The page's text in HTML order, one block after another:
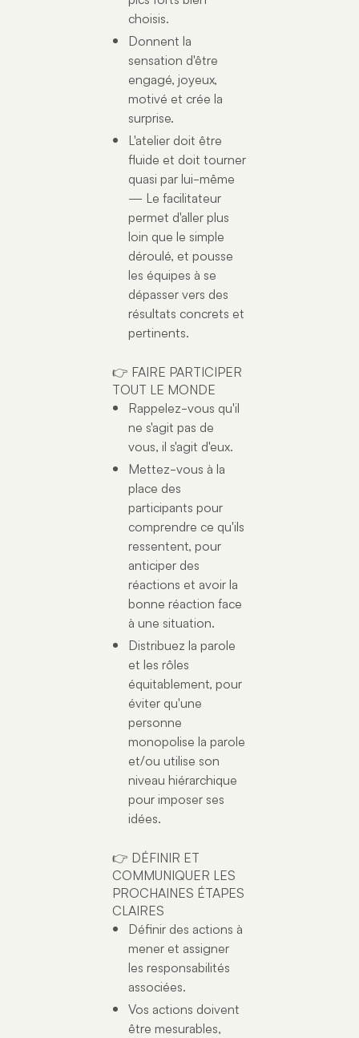
choisis.
Donnent la
sensation d'être
engagé, joyeux,
motivé et crée la
surprise.
L'atelier doit être
fluide et doit tourner
quasi par lui-même
— Le facilitateur
permet d'aller plus
loin que le simple
déroulé, et pousse
les équipes à se
dépasser vers des
résultats concrets et
pertinents.
👉 FAIRE PARTICIPER
TOUT LE MONDE
Rappelez-vous qu'il
ne s'agit pas de
vous, il s'agit d'eux.
Mettez-vous à la
place des
participants pour
comprendre ce qu'ils
ressentent, pour
anticiper des
réactions et avoir la
bonne réaction face
à une situation.
Distribuez la parole
et les rôles
équitablement, pour
éviter qu'une
personne
monopolise la parole
et/ou utilise son
niveau hiérarchique
pour imposer ses
idées.
👉 DÉFINIR ET
COMMUNIQUER LES
PROCHAINES ÉTAPES
CLAIRES
Définir des actions à
mener et assigner
les responsabilités
associées.
Vos actions doivent
être mesurables,